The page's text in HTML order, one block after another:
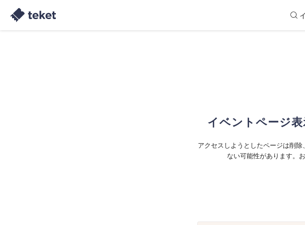
イベントページ表
アクセスしようとしたページは削
ない可能性があります。